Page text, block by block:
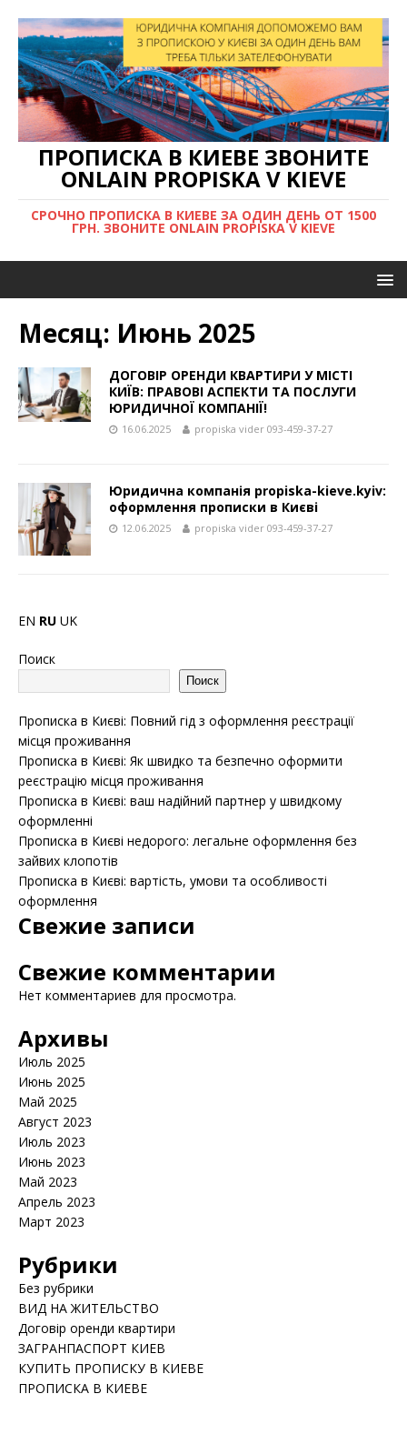
ПРОПИСКА В КИЕВЕ ЗВОНИТЕ
ONLAIN PROPISKA V KIEVE
СРОЧНО ПРОПИСКА В КИЕВЕ ЗА ОДИН ДЕНЬ ОТ 1500
ГРН. ЗВОНИТЕ ONLAIN PROPISKA V KIEVE
Месяц: Июнь 2025
ДОГОВІР ОРЕНДИ КВАРТИРИ У МІСТІ
КИЇВ: ПРАВОВІ АСПЕКТИ ТА ПОСЛУГИ
ЮРИДИЧНОЇ КОМПАНІЇ!
16.06.2025 propiska vider 093-459-37-27
Юридична компанія propiska-kieve.kyiv:
оформлення прописки в Києві
12.06.2025 propiska vider 093-459-37-27
EN RU UK
Поиск
Поиск
Прописка в Києві: Повний гід з оформлення реєстрації
місця проживання
Прописка в Києві: Як швидко та безпечно оформити
реєстрацію місця проживання
Прописка в Києві: ваш надійний партнер у швидкому
оформленні
Прописка в Києві недорого: легальне оформлення без
зайвих клопотів
Прописка в Києві: вартість, умови та особливості
оформлення
Свежие записи
Свежие комментарии
Нет комментариев для просмотра.
Архивы
Июль 2025
Июнь 2025
Май 2025
Август 2023
Июль 2023
Июнь 2023
Май 2023
Апрель 2023
Март 2023
Рубрики
Без рубрики
ВИД НА ЖИТЕЛЬСТВО
Договір оренди квартири
ЗАГРАНПАСПОРТ КИЕВ
КУПИТЬ ПРОПИСКУ В КИЕВЕ
ПРОПИСКА В КИЕВЕ